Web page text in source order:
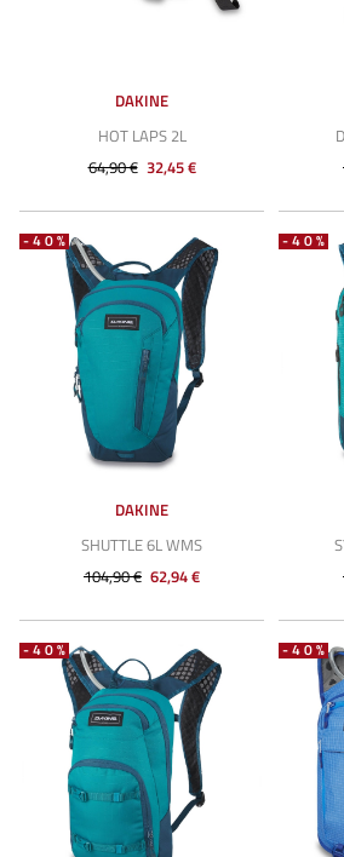
DAKINE
HOT LAPS 2L
64,90 € 32,45 €
-40%
DAKINE
SHUTTLE 6L WMS
104,90 € 62,94 €
-40%
-40% -40%